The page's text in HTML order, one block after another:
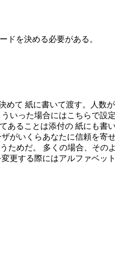
ドを決める必要がある。
て 紙に書いて渡す。人数
いった場合にはこちらで設
あることは添付の 紙にも書
がいくらあなたに信頼を寄
ためだ。 多くの場合、その
更する際にはアルファベッ